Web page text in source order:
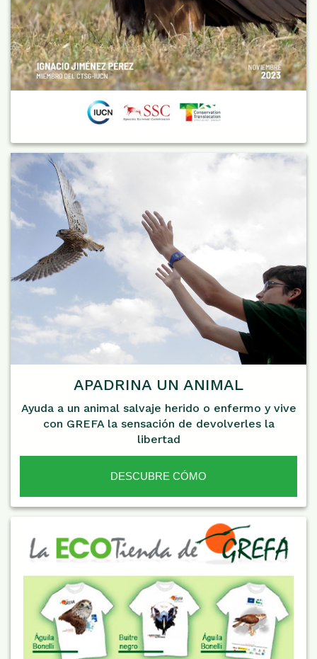
APADRINA UN ANIMAL
Ayuda a un animal salvaje herido o enfermo y vive
con GREFA la sensación de devolverles la
libertad
DESCUBRE CÓMO